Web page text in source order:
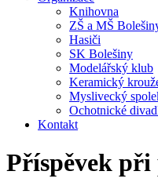
Knihovna
ZŠ a MŠ
Hasiči
SK Bolešiny
Modelářský klub
Keramický
Myslivecký
Ochotnické
Kontakt
Příspěvek při